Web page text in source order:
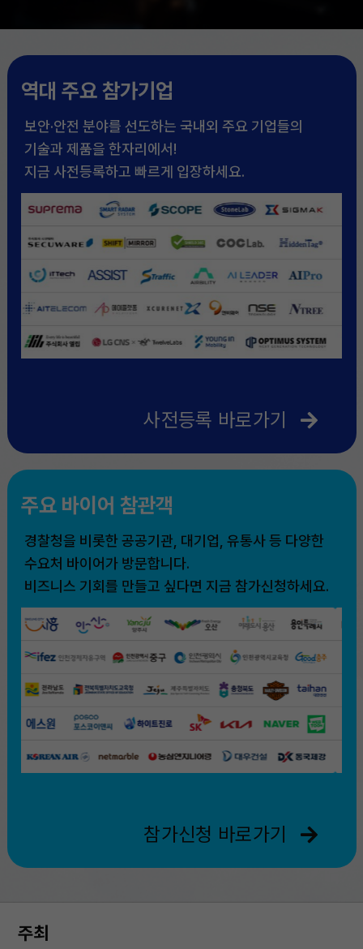
역대 주요 참가기업
보안·안전 분야를 선도하는 국내외 주요 기업들의
기술과 제품을 한자리에서!
지금 사전등록하고 빠르게 입장하세요.
사전등록 바로가기
주요 바이어 참관객
경찰청을 비롯한 공공기관, 대기업, 유통사 등 다양한
수요처 바이어가 방문합니다.
비즈니스 기회를 만들고 싶다면 지금 참가신청하세요.
참가신청 바로가기
주최